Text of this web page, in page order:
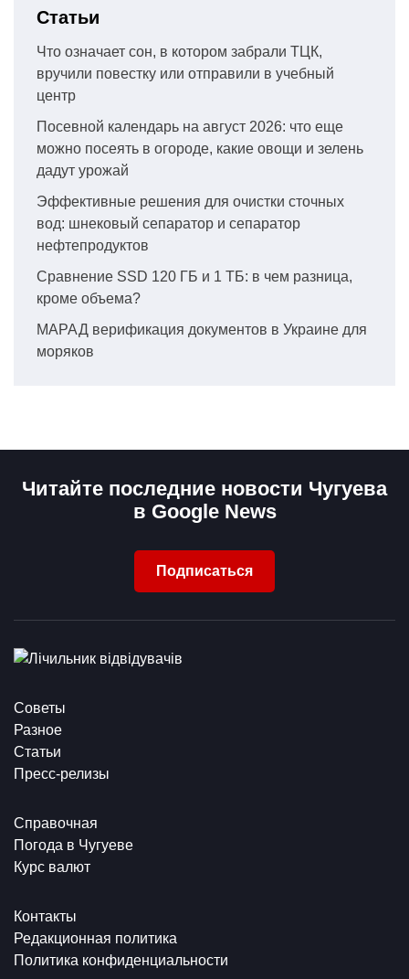
Статьи
Что означает сон, в котором забрали ТЦК,
вручили повестку или отправили в учебный
центр
Посевной календарь на август 2026: что еще
можно посеять в огороде, какие овощи и зелень
дадут урожай
Эффективные решения для очистки сточных
вод: шнековый сепаратор и сепаратор
нефтепродуктов
Сравнение SSD 120 ГБ и 1 ТБ: в чем разница,
кроме объема?
МАРАД верификация документов в Украине для
моряков
Читайте последние новости Чугуева
в Google News
Подписаться
Советы
Разное
Статьи
Пресс-релизы
Справочная
Погода в Чугуеве
Курс валют
Контакты
Редакционная политика
Политика конфиденциальности